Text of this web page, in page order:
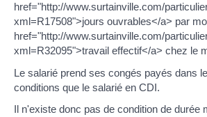
href="http://www.surtainville.com/
xml=R17508">jours ouvrables</a> par
href="http://www.surtainville.com/
xml=R32095">travail effectif</a> chez le
Le salarié prend ses congés payés dans
conditions que le salarié en CDI.
Il n'existe donc pas de condition de durée